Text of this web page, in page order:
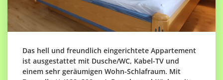
Das hell und freundlich eingerichtete Appartement
ist ausgestattet mit Dusche/WC, Kabel-TV und
einem sehr geräumigen Wohn-Schlafraum. Mit